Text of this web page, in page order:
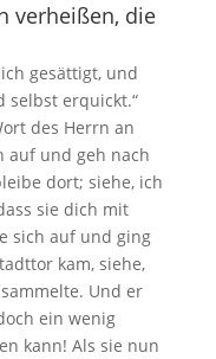
verheißen, die
gesättigt, und
selbst erquickt.“
des Herrn an
auf und geh nach
dort; siehe, ich
sie dich mit
sich auf und ging
kam, siehe,
Und er
ein wenig
kann! Als sie nun